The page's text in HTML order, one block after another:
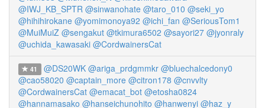
@IWJ_KB_SPTR @sinwanohate @taro_010 @seki_yo
@hihihirokane @yomimonoya92 @ichi_fan @SeriousTom1
@MuiMuiZ @sengakut @tkimura6502 @sayori27 @jyonraly
@uchida_kawasaki @CordwainersCat
41 @DS20WK @ariga_prdgmmkr @bluechalcedony0
@cao58020 @captain_more @citron178 @cnvvlty
@CordwainersCat @emacat_bot @etosha0824
@hannamasako @hanseichunohito @hanwenyi @haz_y